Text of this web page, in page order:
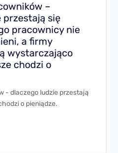
–
przestają się
pracownicy nie
a firmy
wystarczająco
chodzi o
- dlaczego ludzie przestają
o pieniądze.